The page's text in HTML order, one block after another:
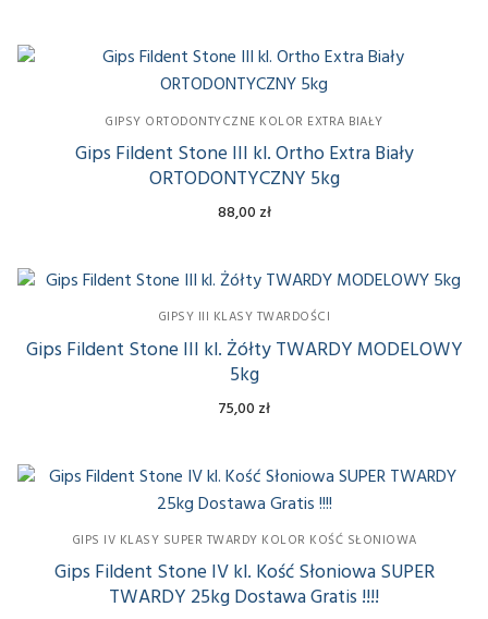
GIPSY ORTODONTYCZNE KOLOR EXTRA BIAŁY
Gips Fildent Stone III kl. Ortho Extra Biały
ORTODONTYCZNY 5kg
88,00 zł
GIPSY III KLASY TWARDOŚCI
Gips Fildent Stone III kl. Żółty TWARDY MODELOWY
5kg
75,00 zł
GIPS IV KLASY SUPER TWARDY KOLOR KOŚĆ SŁONIOWA
Gips Fildent Stone IV kl. Kość Słoniowa SUPER
TWARDY 25kg Dostawa Gratis !!!!